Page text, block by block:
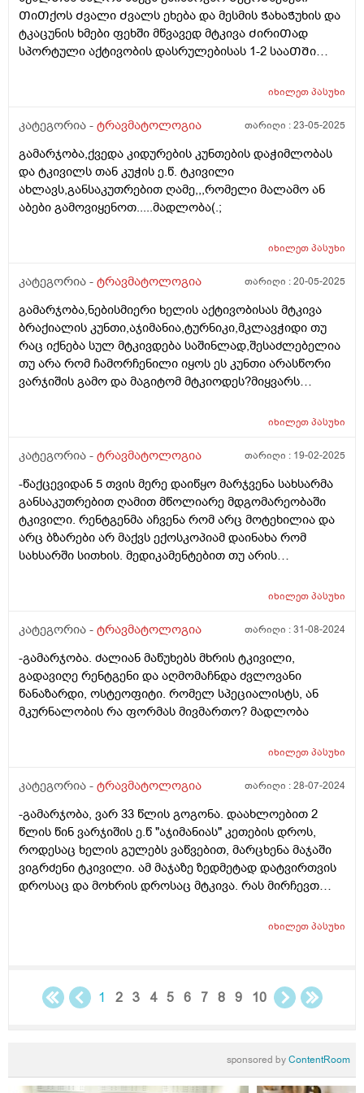
მალამო,არც კრეატინს ვსვამ,არც ვვარჯიშობ,როგორ
მოვიქცე?
მნიშვნელოვანი ძვლის აღსადგენად? ასევე, რომელი
მიმართულების ექიმი ჩავრთოთ ამის
გასაკონტროლებლად? მადლობა წინასწარ
ᲗიᲗქოს Ძვალი Ძვალს ეხება და მესმის ᲭახაᲭუხის და
ტკაცუნის ხმები ფეხში მწვავედ მტკივა ᲫირიᲗად
სპორტული აქტივობის დასრულებისას 1-2 სააᲗᲨი
ფეხში იᲨვიაᲗად მაწუხებს როცა არ ვარ ᲩარᲗული
ფწხბურᲗს ვᲗამაᲨობ დასვენებულზე მეწყება
იხილეთპასუხი
კატეგორია - ტრავმატოლოგია თარიღი :23-05-2025
გამარჯობა,ქვედა კიდურების კუნთების დაჭიმლობას
და ტკივილს თან კუჭის ე.წ. ტკივილი
ახლავს,განსაკუთრებით ღამე,,,რომელი მალამო ან
აბები გამოვიყენოთ.....მადლობა(.;
იხილეთპასუხი
კატეგორია - ტრავმატოლოგია თარიღი :20-05-2025
გამარჯობა,ნებისმიერი ხელის აქტივობისას მტკივა
ბრაქიალის კუნთი,აჯიმანია,ტურნიკი,მკლავჭიდი თუ
რაც იქნება სულ მტკივდება საშინლად,შესაძლებელია
თუ არა რომ ჩამორჩენილი იყოს ეს კუნთი არასწორი
ვარჯიშის გამო და მაგიტომ მტკიოდეს?მიყვარს
გადავწევ ძაან მაგარ ჯანზეც ვარ,მაგრამ ორი სამი
მალე ვიღდგენ,რა შემიძლია ან აღდგენისთვის ან
დანამატებსაც ხომარ მირჩევდით?
იხილეთპასუხი
კატეგორია - ტრავმატოლოგია თარიღი : 19-02-2025
-წაქცევიდან 5 თვის მერე დაიწყო მარჯვენა სახსარმა
განსაკუთრებით ღამით მწოლიარე მდგომარეობაში
ტკივილი. რენტგენმა აჩვენა რომ არც მოტეხილია და
არც ბზარები არ მაქვს ექოსკოპიამ დაინახა რომ
სახსარში სითხის. მედიკამენტებით თუ არის
იხილეთპასუხი
კატეგორია - ტრავმატოლოგია თარიღი :31-08-2024
-გამარჯობა. ძალიან მაწუხებს მხრის ტკივილი,
გადავიღე რენტგენი და აღმომაჩნდა ძვლოვანი
წანაზარდი, ოსტეოფიტი. რომელ სპეციალისტს, ან
მკურნალობის რა ფორმას მივმართო? მადლობა
იხილეთპასუხი
კატეგორია - ტრავმატოლოგია თარიღი :28-07-2024
-გამარჯობა, ვარ 33 წლის გოგონა. დაახლოებით 2
წლის წინ ვარჯიშის ე.წ "აჯიმანიას" კეთების დროს,
როდესაც ხელის გულებს ვაწვებით, მარცხენა მაჯაში
ვიგრძენი ტკივილი. ამ მაჯაზე ზედმეტად დატვირთვის
დროსაც და მოხრის დროსაც მტკივა. რას მირჩევთ
სერიოზული ტრავმა მიმეღო? რა კვლევებია საჭირო?
იხილეთპასუხი
1 2 3 4 5 6 7 8 9 10
sponsored byContentRoom